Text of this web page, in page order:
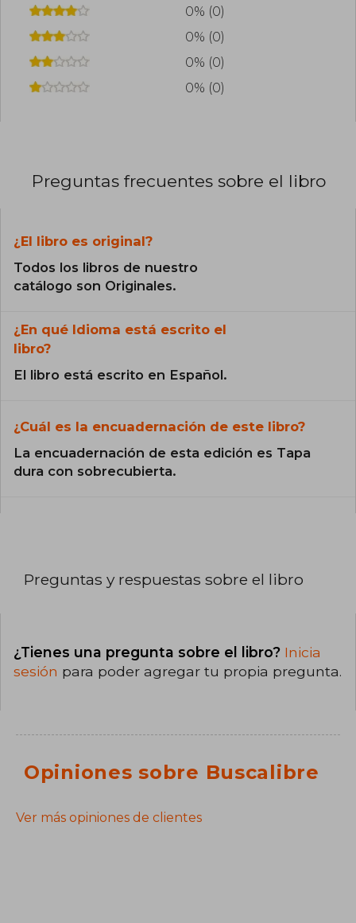
0% (0)
0% (0)
0% (0)
0% (0)
Preguntas frecuentes sobre el libro
¿El libro es original?
Todos los libros de nuestro
catálogo son Originales.
¿En qué Idioma está escrito el
libro?
El libro está escrito en Español.
¿Cuál es la encuadernación de este libro?
La encuadernación de esta edición es Tapa
dura con sobrecubierta.
Preguntas y respuestas sobre el libro
¿Tienes una pregunta sobre el libro? Inicia
sesión para poder agregar tu propia pregunta.
Opiniones sobre Buscalibre
Ver más opiniones de clientes